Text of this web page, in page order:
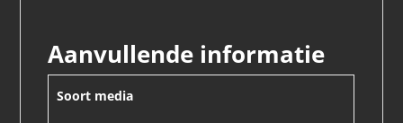
Aanvullende informatie
Soort media